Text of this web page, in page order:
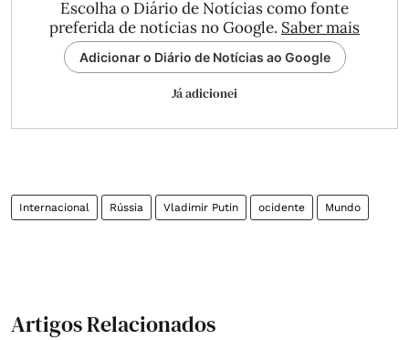
Escolha o Diário de Notícias como fonte
preferida de notícias no Google. Saber mais
Adicionar o Diário de Notícias ao Google
Já adicionei
Internacional Rússia Vladimir Putin ocidente Mundo
Artigos Relacionados